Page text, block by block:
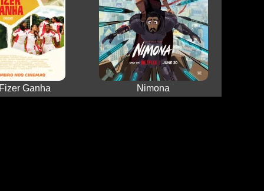
Ganha Nimona